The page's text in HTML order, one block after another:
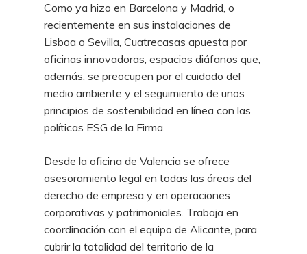
Como ya hizo en Barcelona y Madrid, o
recientemente en sus instalaciones de
Lisboa o Sevilla, Cuatrecasas apuesta por
oficinas innovadoras, espacios diáfanos que,
además, se preocupen por el cuidado del
medio ambiente y el seguimiento de unos
principios de sostenibilidad en línea con las
políticas ESG de la Firma.
Desde la oficina de Valencia se ofrece
asesoramiento legal en todas las áreas del
derecho de empresa y en operaciones
corporativas y patrimoniales. Trabaja en
coordinación con el equipo de Alicante, para
cubrir la totalidad del territorio de la